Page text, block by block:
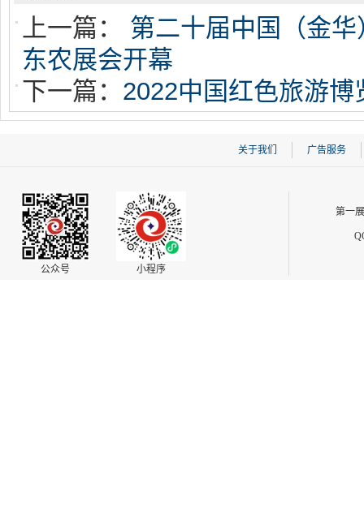
上一篇： 第二十届中国（金
东农展会开幕
下一篇： 2022中国红色旅游
关于我们 广告服务
公众号 小程序
第一